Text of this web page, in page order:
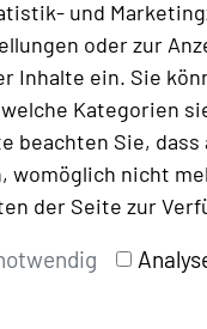
und
oder zur
Inhalte ein. Sie
Kategorien
beachten Sie, dass
womöglich nicht
der Seite zur